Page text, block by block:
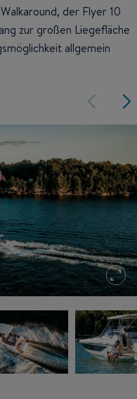
der Flyer 10
zur großen Liegefläche
allgemein